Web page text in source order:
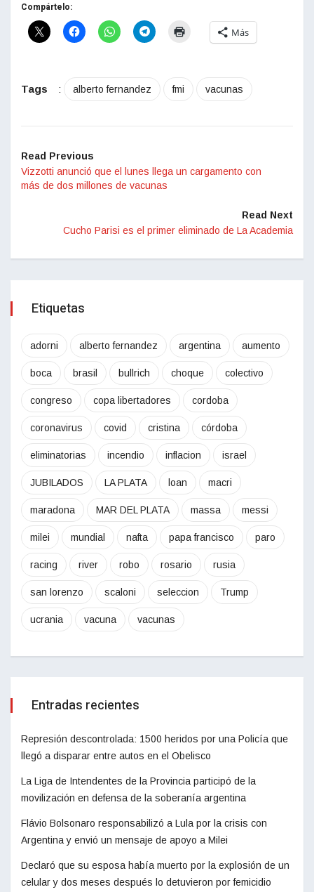
Compártelo:
Más
Tags : alberto fernandez fmi vacunas
Read Previous
Vizzotti anunció que el lunes llega un cargamento con
más de dos millones de vacunas
Read Next
Cucho Parisi es el primer eliminado de La Academia
Etiquetas
adorni alberto fernandez argentina aumento
boca brasil bullrich choque colectivo
congreso copa libertadores cordoba
coronavirus covid cristina córdoba
eliminatorias incendio inflacion israel
JUBILADOS LA PLATA loan macri
maradona MAR DEL PLATA massa messi
milei mundial nafta papa francisco paro
racing river robo rosario rusia
san lorenzo scaloni seleccion Trump
ucrania vacuna vacunas
Entradas recientes
Represión descontrolada: 1500 heridos por una Policía que
llegó a disparar entre autos en el Obelisco
La Liga de Intendentes de la Provincia participó de la
movilización en defensa de la soberanía argentina
Flávio Bolsonaro responsabilizó a Lula por la crisis con
Argentina y envió un mensaje de apoyo a Milei
Declaró que su esposa había muerto por la explosión de un
celular y dos meses después lo detuvieron por femicidio